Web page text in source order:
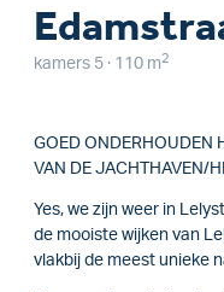
kamers 5 · 110 m 2
GOED ONDERHOUDEN
VAN DE JACHTHAVEN/
Yes, we zijn weer in
de mooiste wijken van
vlakbij de meest unieke